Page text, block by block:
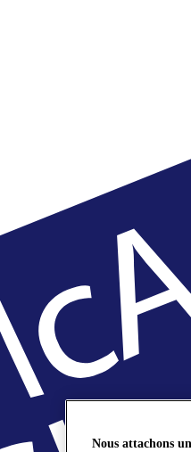
Nous attachons